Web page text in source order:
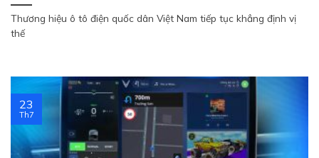
Thương hiệu ô tô điện quốc dân Việt Nam tiếp tục khẳng định vị
thế
23
Th7